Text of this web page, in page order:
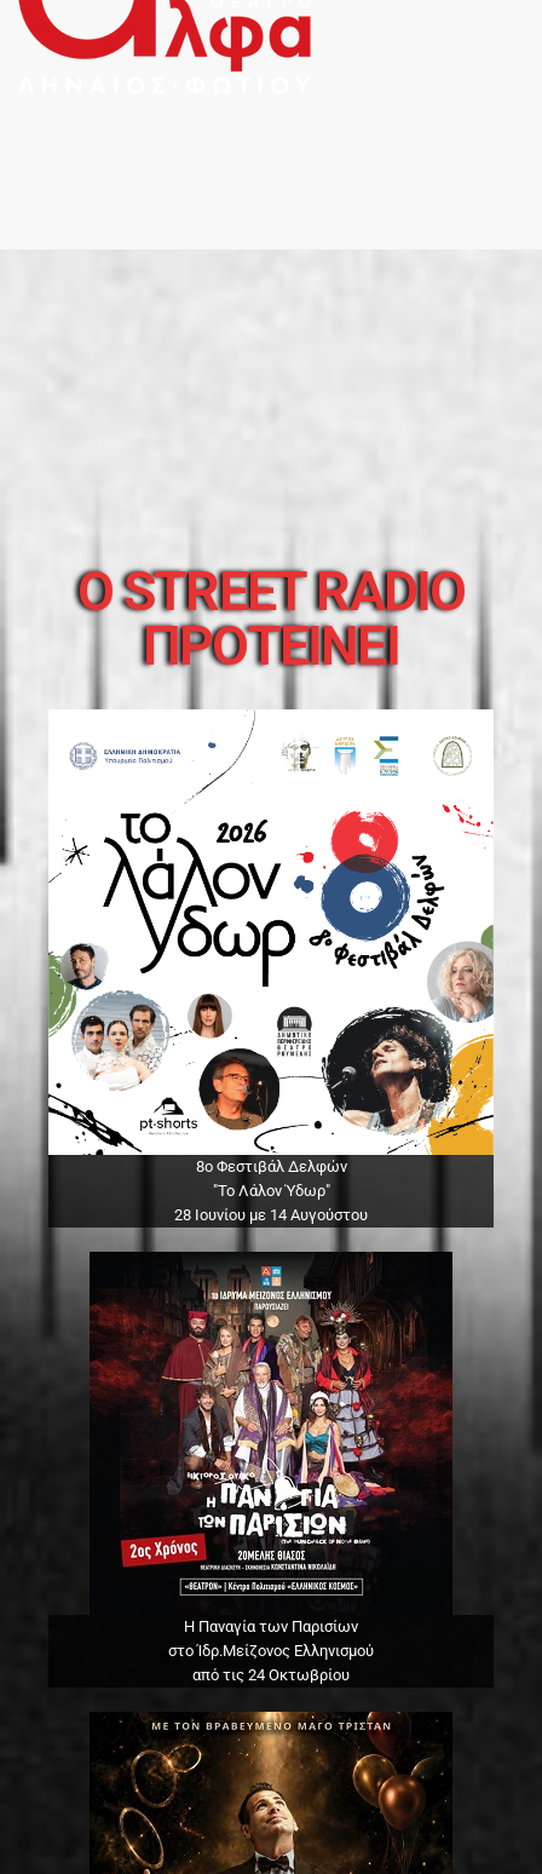
O STREET RADIO
ΠΡΟΤΕΙΝΕΙ
8ο Φεστιβάλ Δελφών
"Το Λάλον Ύδωρ"
28 Ιουνίου με 14 Αυγούστου
Η Παναγία των Παρισίων
στο Ίδρ.Μείζονος Ελληνισμού
από τις 24 Οκτωβρίου